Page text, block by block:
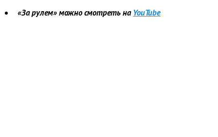
«За рулем» можно смотреть на YouTube